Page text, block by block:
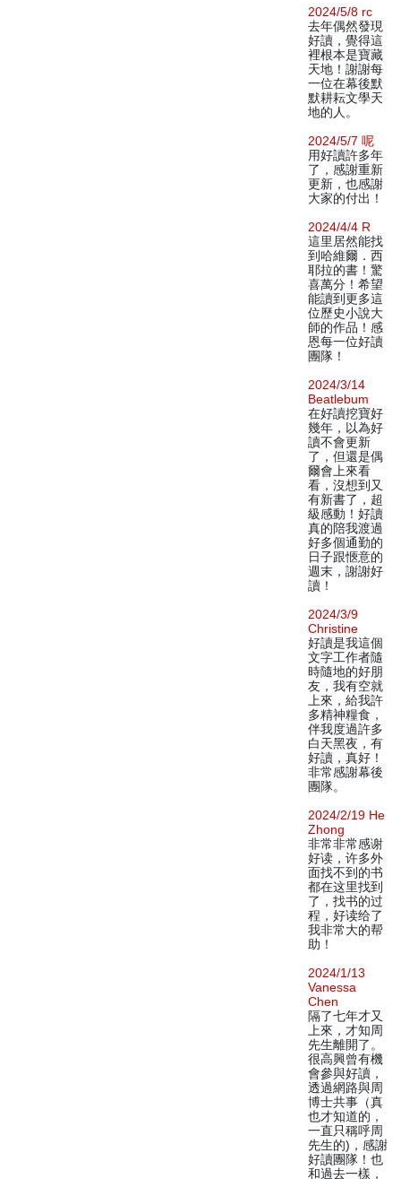
2024/5/8 rc
去年偶然發現
好讀，覺得這
裡根本是寶藏
天地！謝謝每
一位在幕後默
默耕耘文學天
地的人。
2024/5/7 呢
用好讀許多年
了，感謝重新
更新，也感謝
大家的付出！
2024/4/4 R
這里居然能找
到哈維爾．西
耶拉的書！驚
喜萬分！希望
能讀到更多這
位歷史小說大
師的作品！感
恩每一位好讀
團隊！
2024/3/14
Beatlebum
在好讀挖寶好
幾年，以為好
讀不會更新
了，但還是偶
爾會上來看
看，沒想到又
有新書了，超
級感動！好讀
真的陪我渡過
好多個通勤的
日子跟愜意的
週末，謝謝好
讀！
2024/3/9
Christine
好讀是我這個
文字工作者隨
時隨地的好朋
友，我有空就
上來，給我許
多精神糧食，
伴我度過許多
白天黑夜，有
好讀，真好！
非常感謝幕後
團隊。
2024/2/19 He
Zhong
非常非常感谢
好读，许多外
面找不到的书
都在这里找到
了，找书的过
程，好读给了
我非常大的帮
助！
2024/1/13
Vanessa
Chen
隔了七年才又
上來，才知周
先生離開了。
很高興曾有機
會參與好讀，
透過網路與周
博士共事（真
也才知道的，
一直只稱呼周
先生的)，感謝
好讀團隊！也
和過去一樣，